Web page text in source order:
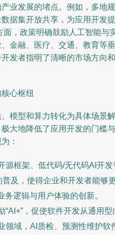
业发展的堵点。例如，多地规
据集开放共享，为应用开发提
面，政策明确鼓励人工智能与
金融、医疗、交通、教育等垂
发者指明了清晰的市场方向和
心枢纽
模型和算力转化为具体场景解
大地降低了应用开发的门槛与
：
源框架、低代码/无代码AI开发
及，使得企业和开发者能够
逻辑与用户体验的创新。
，促使软件开发从通用型
领域，AI质检、预测性维护软